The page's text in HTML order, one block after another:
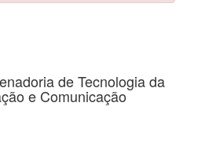
de Tecnologia da
e Comunicação